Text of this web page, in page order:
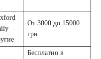
От 3000 до 15000
грн
Бесплатно в